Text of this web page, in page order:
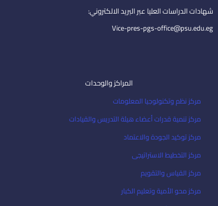
i
l
شهادات الدراسات العليا عبر البريد الالكتروني:
Vice-pres-pgs-office@psu.edu.eg
المراكز والوحدات
مركز نظم وتكنولوجيا المعلومات
مركز تنمية قدرات أعضاء هيئة التدريس والقيادات
مركز توكيد الجودة والاعتماد
مركز التخطيط الاستراتيجى
مركز القياس والتقويم
مركز محو الأمية وتعليم الكبار